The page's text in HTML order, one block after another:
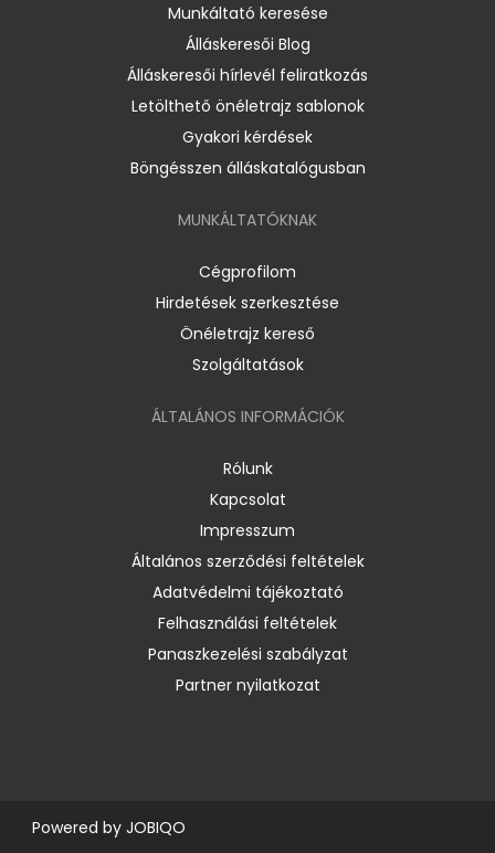
Munkáltató keresése
Álláskeresői Blog
Álláskeresői hírlevél feliratkozás
Letölthető önéletrajz sablonok
Gyakori kérdések
Böngésszen álláskatalógusban
MUNKÁLTATÓKNAK
Cégprofilom
Hirdetések szerkesztése
Önéletrajz kereső
Szolgáltatások
ÁLTALÁNOS INFORMÁCIÓK
Rólunk
Kapcsolat
Impresszum
Általános szerződési feltételek
Adatvédelmi tájékoztató
Felhasználási feltételek
Panaszkezelési szabályzat
Partner nyilatkozat
Powered by JOBIQO